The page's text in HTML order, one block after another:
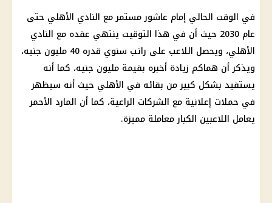
في الوقت الحالي إمام عاشور مستمر مع النادي الأهلي حتى
عام 2030 حيث أن في هذا التوقيت ينتهي عقده مع النادي
الأهلي، ويحصل اللاعب على راتب سنوي قدره 40 مليون جنيه،
ويذكر أن هماكم زيادة أخبره بقيمة مليون جنيه، كما أنه
يستفيد بشكل كبير من بقائه في الأهلي حيث أنه سيظهر
في حملات إعلانية مع الشركات الراعية، كما أن المارد الأحمر
يعامل اللاعبين الكبار معاملة مميزة.